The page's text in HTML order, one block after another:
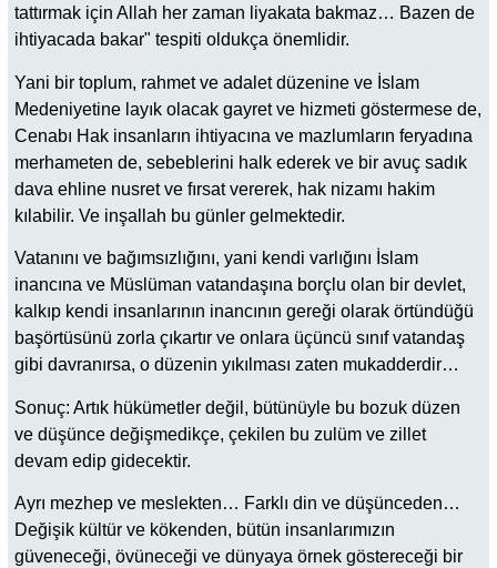
tattırmak için Allah her zaman liyakata bakmaz… Bazen de
ihtiyacada bakar" tespiti oldukça önemlidir.
Yani bir toplum, rahmet ve adalet düzenine ve İslam
Medeniyetine layık olacak gayret ve hizmeti göstermese de,
Cenabı Hak insanların ihtiyacına ve mazlumların feryadına
merhameten de, sebeblerini halk ederek ve bir avuç sadık
dava ehline nusret ve fırsat vererek, hak nizamı hakim
kılabilir. Ve inşallah bu günler gelmektedir.
Vatanını ve bağımsızlığını, yani kendi varlığını İslam
inancına ve Müslüman vatandaşına borçlu olan bir devlet,
kalkıp kendi insanlarının inancının gereği olarak örtündüğü
başörtüsünü zorla çıkartır ve onlara üçüncü sınıf vatandaş
gibi davranırsa, o düzenin yıkılması zaten mukadderdir…
Sonuç: Artık hükümetler değil, bütünüyle bu bozuk düzen
ve düşünce değişmedikçe, çekilen bu zulüm ve zillet
devam edip gidecektir.
Ayrı mezhep ve meslekten… Farklı din ve düşünceden…
Değişik kültür ve kökenden, bütün insanlarımızın
güveneceği, övüneceği ve dünyaya örnek göstereceği bir